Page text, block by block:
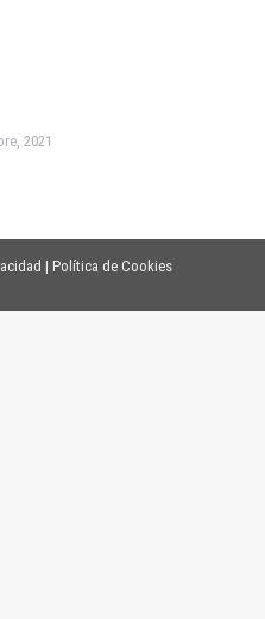
2021
| Política de Cookies